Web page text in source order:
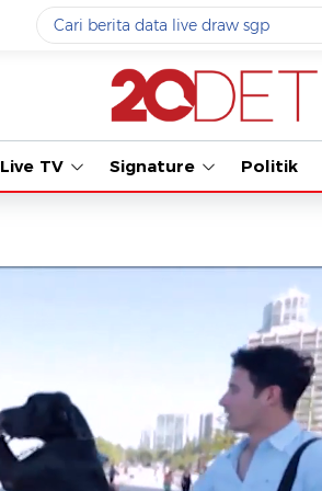
Yang sedang ramai dicari
#3streaming motogp
#5data live draw sgp
Terakhir yang dicari
Loading...
Live TV Signature Politik